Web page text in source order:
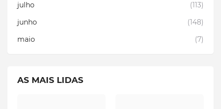
julho
(113)
junho
(148)
maio
(7)
AS MAIS LIDAS